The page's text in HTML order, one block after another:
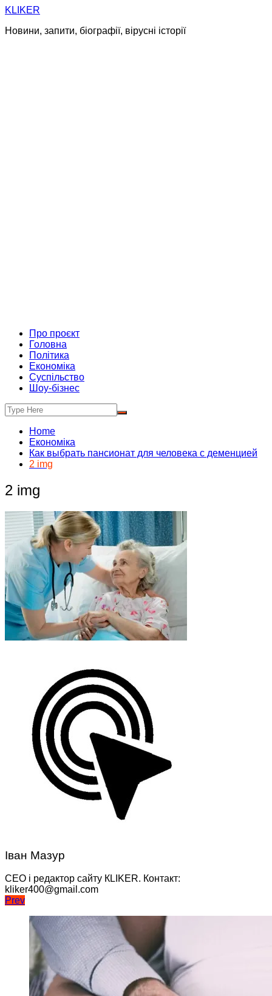
Skip
content
KLIKER
Новини, запити, біографії, вірусні історії
Про проєкт
Головна
Політика
Економіка
Суспільство
Шоу-бізнес
Home
Економіка
Как выбрать пансионат для человека с деменцией
2 img
2 img
Іван Мазур
CEO і редактор сайту КLIKER. Контакт:
kliker400@gmail.com
Навігація
записів
Prev